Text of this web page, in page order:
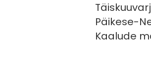
Päikese-
Kaalude